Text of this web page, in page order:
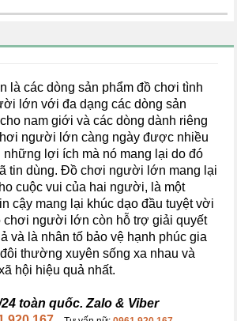
là các dòng sản phẩm đồ chơi tình
lớn với đa dạng các dòng sản
nam giới và các dòng dành riêng
người lớn càng ngày được nhiều
lợi ích mà nó mang lại do đó
tin dùng. Đồ chơi người lớn mang lại
cuộc vui của hai người, là một
cậy mang lại khúc dạo đầu tuyệt vời
chơi người lớn còn hỗ trợ giải quyết
và là nhân tố bảo vệ hạnh phúc gia
thường xuyên sống xa nhau và
hội hiệu quả nhất.
toàn quốc. Zalo & Viber